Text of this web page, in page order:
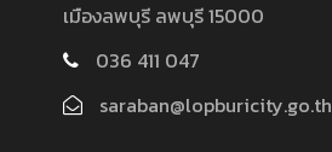
เมืองลพบุรี ลพบุรี 15000
036 411 047
saraban@lopburicity.go.th